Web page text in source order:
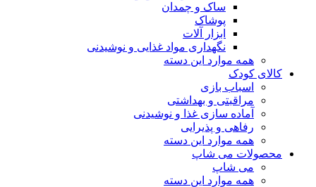
ساک و چمدان
پوشاک
ابزار آلات
نگهداری مواد غذایی و نوشیدنی
همه موارد این دسته
کالای کودک
اسباب بازی
مراقبتی و بهداشتی
آماده سازی غذا و نوشیدنی
رفاهی و پذیرایی
همه موارد این دسته
محصولات می شاپ
می شاپ
همه موارد این دسته